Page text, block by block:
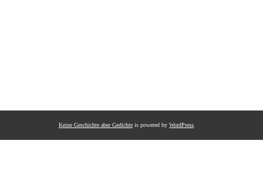
Keine Geschichte aber Gedichte is powered by WordPress